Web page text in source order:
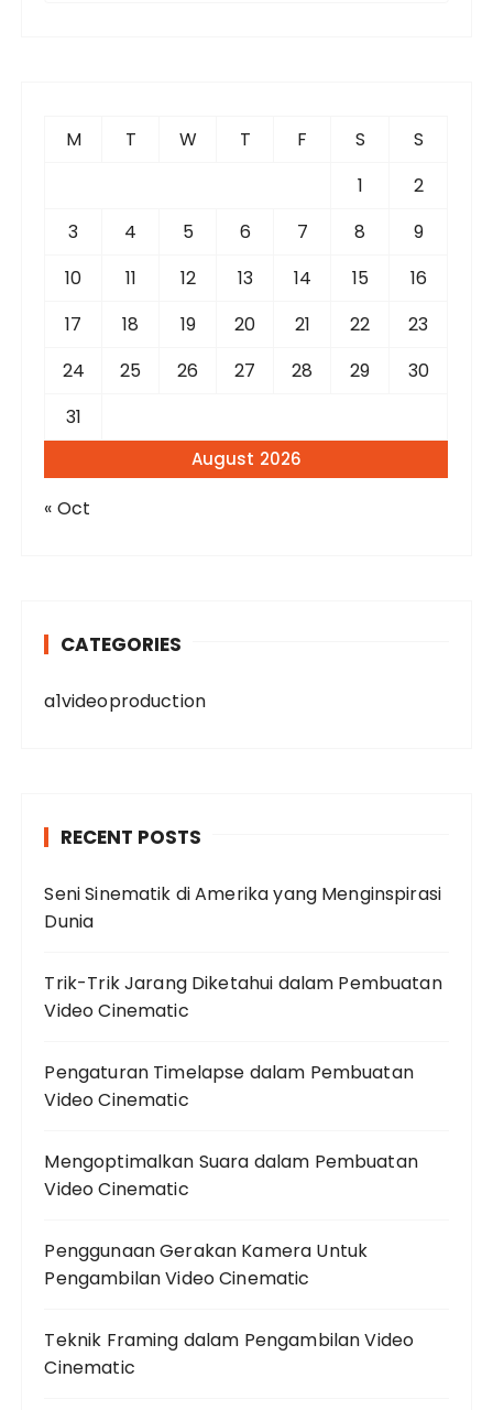
August 2026
M T W T F S
S
1
2
3
4 5 6 7 8
9
10
11 12 13 14 15
16
17
18 19 20 21 22
23
24
25 26 27 28 29
30
31
« Oct
CATEGORIES
a1videoproduction
RECENT POSTS
Seni Sinematik di Amerika yang Menginspirasi
Dunia
Trik-Trik Jarang Diketahui dalam Pembuatan
Video Cinematic
Pengaturan Timelapse dalam Pembuatan
Video Cinematic
Mengoptimalkan Suara dalam Pembuatan
Video Cinematic
Penggunaan Gerakan Kamera Untuk
Pengambilan Video Cinematic
Teknik Framing dalam Pengambilan Video
Cinematic